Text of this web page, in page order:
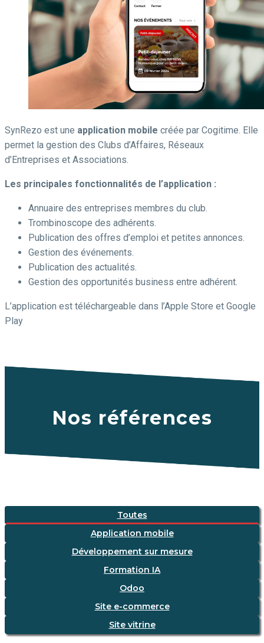
SynRezo est une application mobile créée par Cogitime. Elle
permet la gestion des Clubs d’Affaires, Réseaux
d’Entreprises et Associations.
Les principales fonctionnalités de l’application :
Annuaire des entreprises membres du club.
Trombinoscope des adhérents.
Publication des offres d’emploi et petites annonces.
Gestion des événements.
Publication des actualités.
Gestion des opportunités business entre adhérent.
L’application est téléchargeable dans l’Apple Store et Google
Play
Nos références
Toutes
Application mobile
Développement sur mesure
Formation IA
Odoo
Site e-commerce
Site vitrine